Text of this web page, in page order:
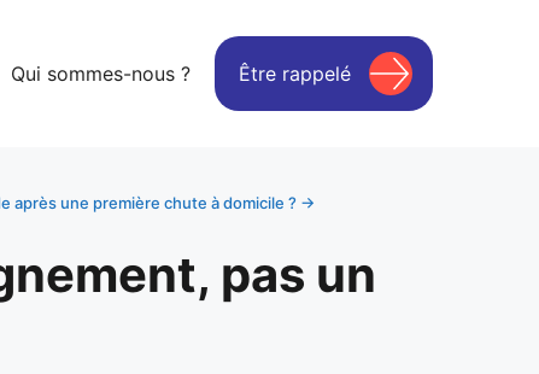
Qui sommes-nous ? Être rappelé
après une première chute à domicile ? →
pas un